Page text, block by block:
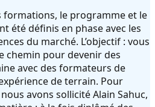
formations, le programme et le
été définis en phase avec les
du marché. L’objectif : vous
chemin pour devenir des
avec des formateurs de
de terrain. Pour
avons sollicité Alain Sahuc,